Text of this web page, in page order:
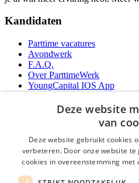
Kandidaten
Parttime vacatures
Avondwerk
F.A.Q.
Over ParttimeWerk
YoungCapital IOS App
Parttime personeel
Vacature aanmelden
Bereken uw tarief
Deze website
van
Deze website gebruikt cookies
verbeteren. Door onze website
cookies in overeenstemming met